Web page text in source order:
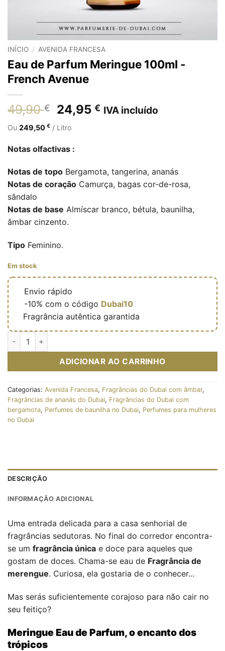
INÍCIO / AVENIDA FRANCESA
Eau de Parfum Meringue 100ml -
French Avenue
49,90€
O
preço
original
era:
49,90 €.
24,95€OIVA incluído
Ou 249,50 € / Litro
Notas olfactivas :
Notas de topo Bergamota, tangerina, ananás
Notas de coração Camurça, bagas cor-de-rosa,
sândalo
Notas de base Almíscar branco, bétula, baunilha,
âmbar cinzento.
Tipo Feminino.
Em stock
Envio rápido
-10% com o código Dubai10
Fragrância autêntica garantida
Quantidade de Eau de parfum Meringue 100ml - French
ADICIONAR AO CARRINHO
Categorias: Avenida Francesa, Fragrâncias do Dubai com âmbar,
Fragrâncias de ananás do Dubai, Fragrâncias do Dubai com
bergamota, Perfumes de baunilha no Dubai, Perfumes para mulheres
no Dubai
DESCRIÇÃO
INFORMAÇÃO ADICIONAL
Uma entrada delicada para a casa senhorial de
fragrâncias sedutoras. No final do corredor encontra-
se um fragrância única e doce para aqueles que
gostam de doces. Chama-se eau de Fragrância de
merengue. Curiosa, ela gostaria de o conhecer...
Mas serás suficientemente corajoso para não cair no
seu feitiço?
Meringue Eau de Parfum, o encanto dos
trópicos